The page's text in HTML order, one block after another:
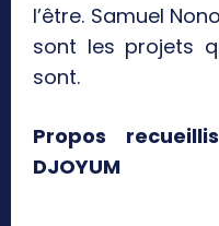
l’être. Samuel
sont les projets
sont.
Propos
DJOYUM